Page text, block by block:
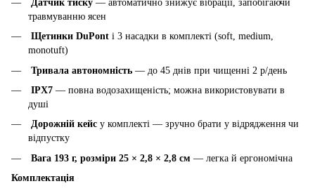
Датчик тиску — автоматично знижує вібрації, запобігаючи
травмуванню ясен
Щетинки DuPont і 3 насадки в комплекті (soft, medium,
monotuft)
Тривала автономність — до 45 днів при чищенні 2 р/день
IPX7 — повна водозахищеність; можна використовувати в
душі
Дорожній кейс у комплекті — зручно брати у відрядження чи
відпустку
Вага 193 г, розміри 25 × 2,8 × 2,8 см — легка й ергономічна
Комплектація